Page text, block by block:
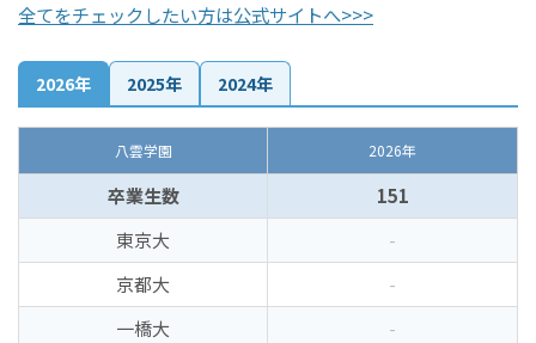
全てをチェックしたい方は公式サイトへ>>>
2026年 2025年 2024年
八雲学園 2026年
卒業生数
151
東京大
-
京都大
-
一橋大
-